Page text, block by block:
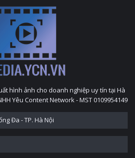
hình ảnh cho doanh nghiệp uy tín tại Hà
Yêu Content Network - MST 0109954149
Đa - TP. Hà Nội